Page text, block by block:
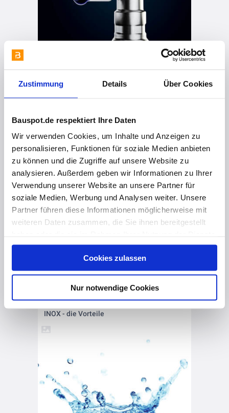
Zustimmung Details Über Cookies
Bauspot.de respektiert Ihre Daten
Wir verwenden Cookies, um Inhalte und Anzeigen zu
personalisieren, Funktionen für soziale Medien anbieten
zu können und die Zugriffe auf unsere Website zu
analysieren. Außerdem geben wir Informationen zu Ihrer
Verwendung unserer Website an unsere Partner für
soziale Medien, Werbung und Analysen weiter. Unsere
Partner führen diese Informationen möglicherweise mit
weiteren Daten zusammen, die Sie ihnen bereitgestellt
gesammelt haben. Hier finden Sie Informationen zum
und unserImpressum.
Cookies zulassen
Nur notwendige Cookies
INOX - die Vorteile